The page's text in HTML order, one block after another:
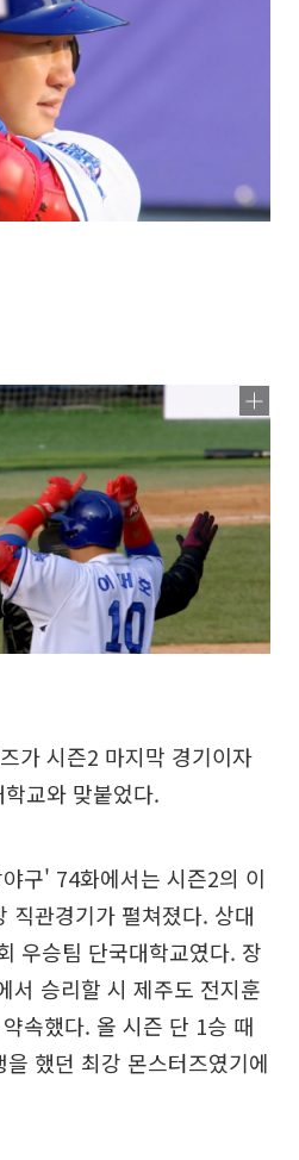
가 시즌2 마지막 경기이자
교와 맞붙었다.
구' 74화에서는 시즌2의 이
직관경기가 펼쳐졌다. 상대
우승팀 단국대학교였다. 장
서 승리할 시 제주도 전지훈
속했다. 올 시즌 단 1승 때
했던 최강 몬스터즈였기에